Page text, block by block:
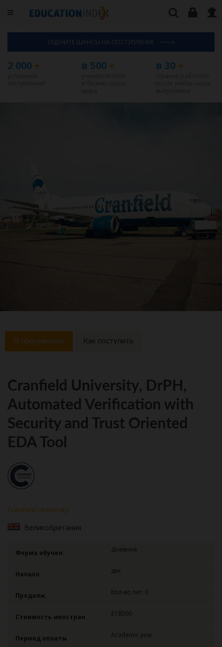
ОЦЕНИТЕ ШАНСЫ НА ПОСТУПЛЕНИЕ
2 000 + в 500 + в 30+
О программме Как поступить
Cranfield University, DrPH,
Automated Verification with
Security and Trust Oriented
EDA Tool
Cranfield University
Великобритания
Форма обучен. Дневное
Начало дек
Продолж. Кол-во лет: 3
Стоимость иностран. £18500
Период оплаты Academic year